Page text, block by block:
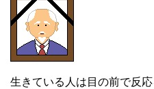
生きている人は目の前で反応